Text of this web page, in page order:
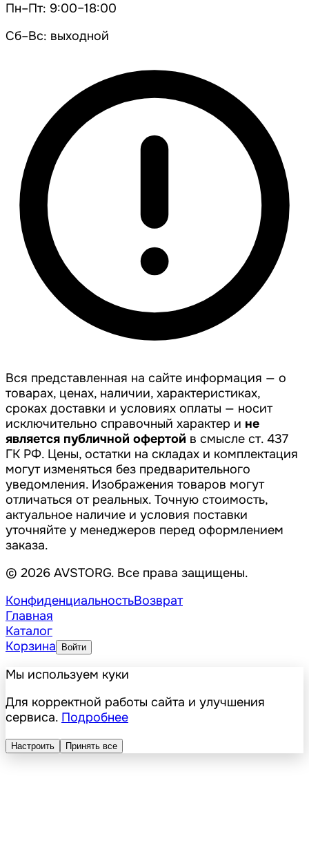
Пн–Пт: 9:00–18:00
Сб–Вс: выходной
Вся представленная на сайте информация — о
товарах, ценах, наличии, характеристиках,
сроках доставки и условиях оплаты — носит
исключительно справочный характер и не
является публичной офертой в смысле ст. 437
ГК РФ. Цены, остатки на складах и комплектация
могут изменяться без предварительного
уведомления. Изображения товаров могут
отличаться от реальных. Точную стоимость,
актуальное наличие и условия поставки
уточняйте у менеджеров перед оформлением
заказа.
© 2026 AVSTORG. Все права защищены.
КонфиденциальностьВозврат
Главная
Каталог
Корзина
Войти
Мы используем куки
Для корректной работы сайта и улучшения
сервиса. Подробнее
Настроить Принять все